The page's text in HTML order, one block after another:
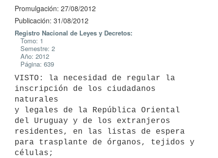
Promulgación: 27/08/2012
Publicación: 31/08/2012
Registro Nacional de Leyes y Decretos:
Tomo: 1
Semestre: 2
Año: 2012
Página: 639
VISTO: la necesidad de regular la
inscripción de los ciudadanos
naturales
y legales de la República Oriental
del Uruguay y de los extranjeros
residentes, en las listas de espera
para trasplante de órganos, tejidos y
células;